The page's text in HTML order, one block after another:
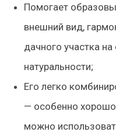
Помогает
внешний вид,
дачного участка
натуральности;
Его легко
— особенно хорошо
можно